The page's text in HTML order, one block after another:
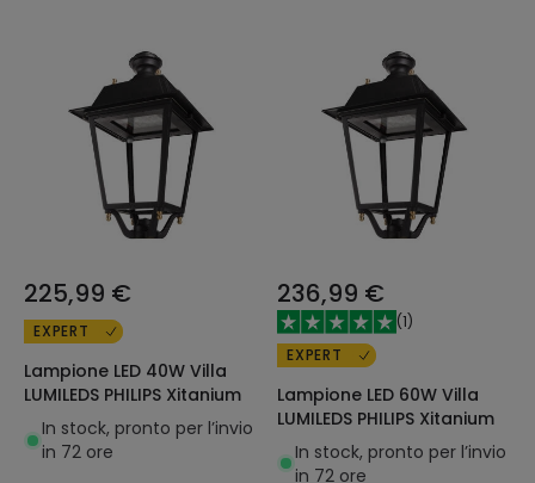
225,99 €
EXPERT
Lampione LED 40W Villa
LUMILEDS PHILIPS Xitanium
In stock, pronto per l’invio
in 72 ore
236,99 €
(1)
EXPERT
Lampione LED 60W Villa
LUMILEDS PHILIPS Xitanium
In stock, pronto per l’invio
in 72 ore